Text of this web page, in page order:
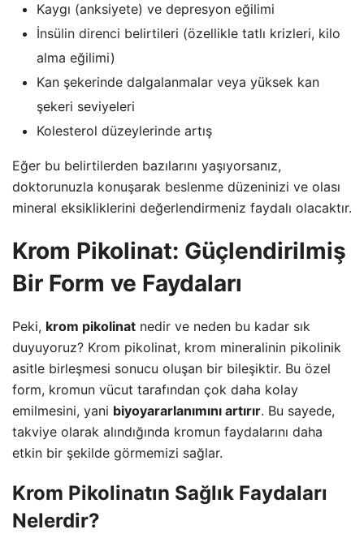
Kaygı (anksiyete) ve depresyon eğilimi
İnsülin direnci belirtileri (özellikle tatlı krizleri, kilo
alma eğilimi)
Kan şekerinde dalgalanmalar veya yüksek kan
şekeri seviyeleri
Kolesterol düzeylerinde artış
Eğer bu belirtilerden bazılarını yaşıyorsanız,
doktorunuzla konuşarak beslenme düzeninizi ve olası
mineral eksikliklerini değerlendirmeniz faydalı olacaktır.
Krom Pikolinat: Güçlendirilmiş
Bir Form ve Faydaları
Peki, krom pikolinat nedir ve neden bu kadar sık
duyuyoruz? Krom pikolinat, krom mineralinin pikolinik
asitle birleşmesi sonucu oluşan bir bileşiktir. Bu özel
form, kromun vücut tarafından çok daha kolay
emilmesini, yani biyoyararlanımını artırır. Bu sayede,
takviye olarak alındığında kromun faydalarını daha
etkin bir şekilde görmemizi sağlar.
Krom Pikolinatın Sağlık Faydaları
Nelerdir?